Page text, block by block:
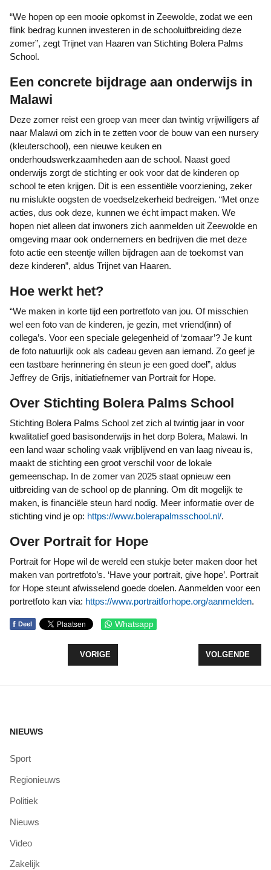
“We hopen op een mooie opkomst in Zeewolde, zodat we een
flink bedrag kunnen investeren in de schooluitbreiding deze
zomer”, zegt Trijnet van Haaren van Stichting Bolera Palms
School.
Een concrete bijdrage aan onderwijs in
Malawi
Deze zomer reist een groep van meer dan twintig vrijwilligers af
naar Malawi om zich in te zetten voor de bouw van een nursery
(kleuterschool), een nieuwe keuken en
onderhoudswerkzaamheden aan de school. Naast goed
onderwijs zorgt de stichting er ook voor dat de kinderen op
school te eten krijgen. Dit is een essentiële voorziening, zeker
nu mislukte oogsten de voedselzekerheid bedreigen. “Met onze
acties, dus ook deze, kunnen we écht impact maken. We
hopen niet alleen dat inwoners zich aanmelden uit Zeewolde en
omgeving maar ook ondernemers en bedrijven die met deze
foto actie een steentje willen bijdragen aan de toekomst van
deze kinderen”, aldus Trijnet van Haaren.
Hoe werkt het?
“We maken in korte tijd een portretfoto van jou. Of misschien
wel een foto van de kinderen, je gezin, met vriend(inn) of
collega’s. Voor een speciale gelegenheid of ‘zomaar’? Je kunt
de foto natuurlijk ook als cadeau geven aan iemand. Zo geef je
een tastbare herinnering én steun je een goed doel”, aldus
Jeffrey de Grijs, initiatiefnemer van Portrait for Hope.
Over Stichting Bolera Palms School
Stichting Bolera Palms School zet zich al twintig jaar in voor
kwalitatief goed basisonderwijs in het dorp Bolera, Malawi. In
een land waar scholing vaak vrijblijvend en van laag niveau is,
maakt de stichting een groot verschil voor de lokale
gemeenschap. In de zomer van 2025 staat opnieuw een
uitbreiding van de school op de planning. Om dit mogelijk te
maken, is financiële steun hard nodig. Meer informatie over de
stichting vind je op: https://www.bolerapalmsschool.nl/.
Over Portrait for Hope
Portrait for Hope wil de wereld een stukje beter maken door het
maken van portretfoto’s. ‘Have your portrait, give hope’. Portrait
for Hope steunt afwisselend goede doelen. Aanmelden voor een
portretfoto kan via: https://www.portraitforhope.org/aanmelden.
f Deel Whatsapp
VORIG ARTIKEL: NUCHTERHEID UIT NOORD
VORIGE VOLGENDE
VOLGENDE
NIEUWS
Sport
Regionieuws
Politiek
Nieuws
Video
Zakelijk